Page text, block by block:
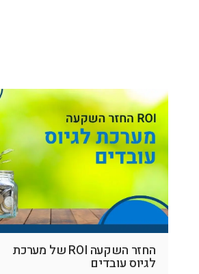
החזר השקעה ROI של מערכת
לגיוס עובדים